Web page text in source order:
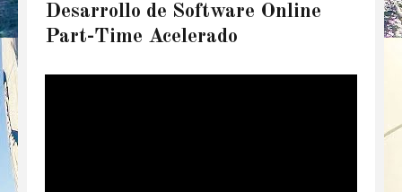
Desarrollo de Software Online
Part-Time Acelerado